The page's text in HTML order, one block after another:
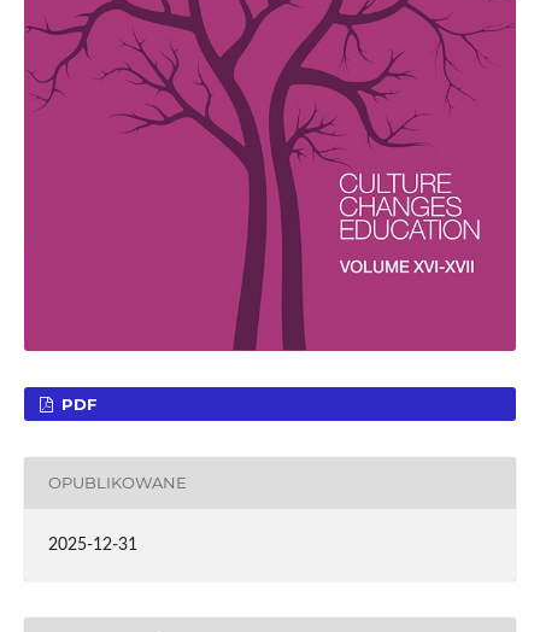
PDF
OPUBLIKOWANE
2025-12-31